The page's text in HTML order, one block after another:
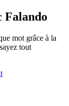
Falando
mot grâce à la
tout